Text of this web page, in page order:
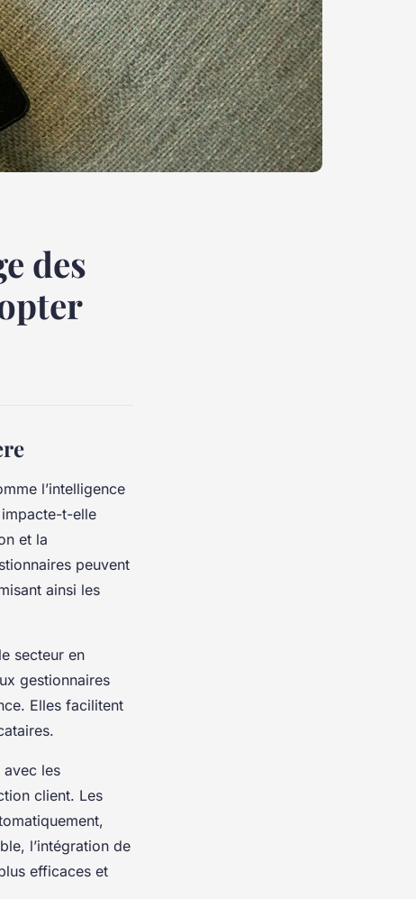
des
l’intelligence
t-elle
et la
peuvent
ainsi les
secteur en
gestionnaires
Elles facilitent
avec les
client. Les
l’intégration de
efficaces et